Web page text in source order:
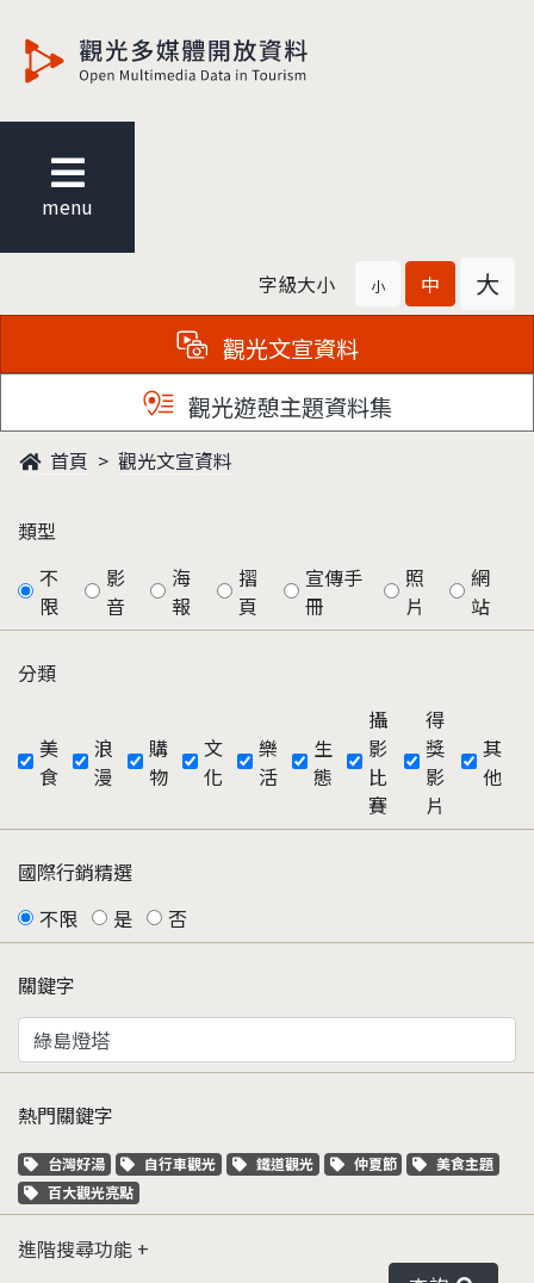
menu
字級大小 小 中 大
觀光文宣資料
觀光遊憩主題資料集
首頁 觀光文宣資料
類型
不
限
影
音
海
報
摺
頁
宣傳手
冊
照
片
網
站
分類
美
食
浪
漫
購
物
文
化
樂
活
生
態
攝
影
比
賽
得
獎
影
片
其
他
國際行銷精選
不限
是 否
關鍵字
熱門關鍵字
關鍵字標籤
台灣好湯 關鍵字標籤
自行車觀光 關鍵字標籤
鐵道觀光 關鍵字標籤
仲夏節 關鍵字標籤
美食主題
關鍵字標籤
百大觀光亮點
進階搜尋功能